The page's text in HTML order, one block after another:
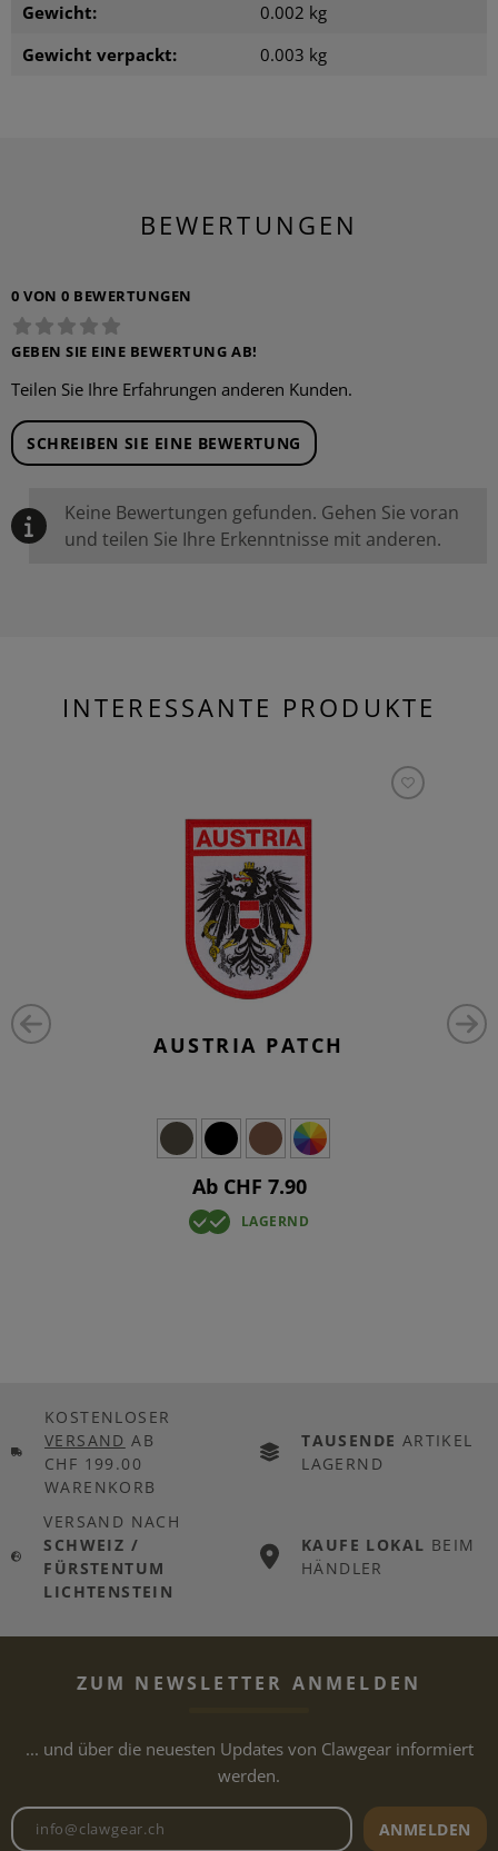
Gewicht:
0.002 kg
Gewicht verpackt:
0.003 kg
BEWERTUNGEN
0 VON 0 BEWERTUNGEN
GEBEN SIE EINE BEWERTUNG AB!
Teilen Sie Ihre Erfahrungen anderen Kunden.
SCHREIBEN SIE EINE BEWERTUNG
Keine Bewertungen gefunden. Gehen Sie voran
und teilen Sie Ihre Erkenntnisse mit anderen.
INTERESSANTE PRODUKTE
AUSTRIA PATCH
Ab CHF 7.90
LAGERND
KOSTENLOSER
VERSAND AB
CHF 199.00
WARENKORB
TAUSENDE ARTIKEL
LAGERND
VERSAND NACH
SCHWEIZ /
FÜRSTENTUM
LICHTENSTEIN
KAUFE LOKAL BEIM
HÄNDLER
ZUM NEWSLETTER ANMELDEN
... und über die neuesten Updates von Clawgear informiert
werden.
Newsletter E-Mail-Adresse
ANMELDEN